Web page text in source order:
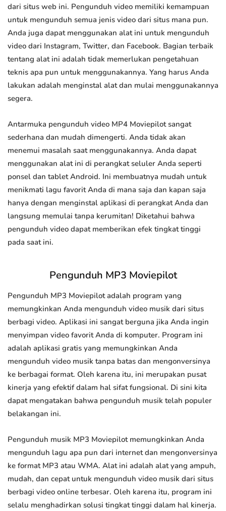
dari situs web ini. Pengunduh video memiliki kemampuan
untuk mengunduh semua jenis video dari situs mana pun.
Anda juga dapat menggunakan alat ini untuk mengunduh
video dari Instagram, Twitter, dan Facebook. Bagian terbaik
tentang alat ini adalah tidak memerlukan pengetahuan
teknis apa pun untuk menggunakannya. Yang harus Anda
lakukan adalah menginstal alat dan mulai menggunakannya
segera.
Antarmuka pengunduh video MP4 Moviepilot sangat
sederhana dan mudah dimengerti. Anda tidak akan
menemui masalah saat menggunakannya. Anda dapat
menggunakan alat ini di perangkat seluler Anda seperti
ponsel dan tablet Android. Ini membuatnya mudah untuk
menikmati lagu favorit Anda di mana saja dan kapan saja
hanya dengan menginstal aplikasi di perangkat Anda dan
langsung memulai tanpa kerumitan! Diketahui bahwa
pengunduh video dapat memberikan efek tingkat tinggi
pada saat ini.
Pengunduh MP3 Moviepilot
Pengunduh MP3 Moviepilot adalah program yang
memungkinkan Anda mengunduh video musik dari situs
berbagi video. Aplikasi ini sangat berguna jika Anda ingin
menyimpan video favorit Anda di komputer. Program ini
adalah aplikasi gratis yang memungkinkan Anda
mengunduh video musik tanpa batas dan mengonversinya
ke berbagai format. Oleh karena itu, ini merupakan pusat
kinerja yang efektif dalam hal sifat fungsional. Di sini kita
dapat mengatakan bahwa pengunduh musik telah populer
belakangan ini.
Pengunduh musik MP3 Moviepilot memungkinkan Anda
mengunduh lagu apa pun dari internet dan mengonversinya
ke format MP3 atau WMA. Alat ini adalah alat yang ampuh,
mudah, dan cepat untuk mengunduh video musik dari situs
berbagi video online terbesar. Oleh karena itu, program ini
selalu menghadirkan solusi tingkat tinggi dalam hal kinerja.